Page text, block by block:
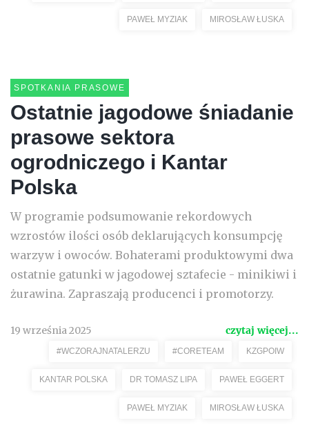
PAWEŁ MYZIAK MIROSŁAW ŁUSKA
SPOTKANIA PRASOWE
Ostatnie jagodowe śniadanie
prasowe sektora
ogrodniczego i Kantar
Polska
W programie podsumowanie rekordowych
wzrostów ilości osób deklarujących konsumpcję
warzyw i owoców. Bohaterami produktowymi dwa
ostatnie gatunki w jagodowej sztafecie - minikiwi i
żurawina. Zapraszają producenci i promotorzy.
19 września 2025 czytaj więcej...
#WCZORAJNATALERZU #CORETEAM KZGPOIW
KANTAR POLSKA DR TOMASZ LIPA PAWEŁ EGGERT
PAWEŁ MYZIAK MIROSŁAW ŁUSKA